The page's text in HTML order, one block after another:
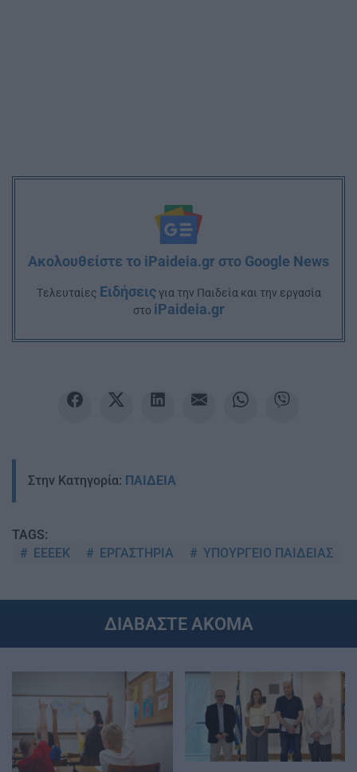
Ακολουθείστε το iPaideia.gr στο Google News
Tελευταίες Ειδήσειςγια την Παιδεία και την εργασία
στο iPaideia.gr
Στην Κατηγορία: ΠΑΙΔΕΙΑ
TAGS:
ΕΕΕΕΚ
ΕΡΓΑΣΤΗΡΙΑ ΥΠΟΥΡΓΕΙΟ ΠΑΙΔΕΙΑΣ
ΔΙΑΒΑΣΤΕ ΑΚΟΜΑ